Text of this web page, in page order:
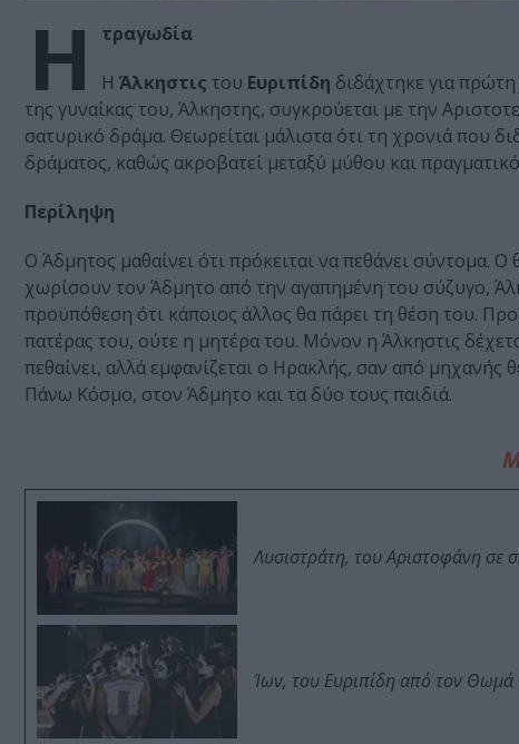
Η
τραγωδία
Η Άλκηστις του Ευριπίδη διδάχτηκε για
της γυναίκας του, Άλκηστης, συγκρούεται με την
σατυρικό δράμα. Θεωρείται μάλιστα ότι τη χρονιά που
δράματος, καθώς ακροβατεί μεταξύ μύθου και
Περίληψη
Ο Άδμητος μαθαίνει ότι πρόκειται να πεθάνει σύντομα.
χωρίσουν τον Άδμητο από την αγαπημένη του σύζυγο,
προϋπόθεση ότι κάποιος άλλος θα πάρει τη θέση του.
πατέρας του, ούτε η μητέρα του. Μόνον η Άλκηστις
πεθαίνει, αλλά εμφανίζεται ο Ηρακλής, σαν από
Πάνω Κόσμο, στον Άδμητο και τα δύο τους παιδιά.
Λυσιστράτη, του Αριστοφάνη σε
Ίων, του Ευριπίδη από τον